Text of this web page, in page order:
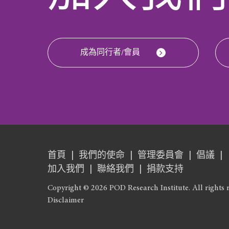
成為同行者/會員
首頁 我們的使命 管理委員會
倡議
加入我們
聯絡我們 捐款支持
Copyright © 2026 POD Research Institute. All rights
Disclaimer